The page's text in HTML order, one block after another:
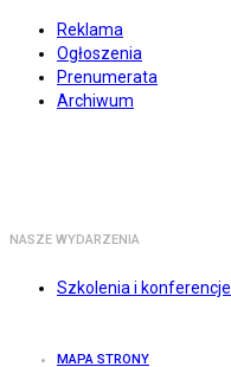
Reklama
Ogłoszenia
Prenumerata
Archiwum
NASZE WYDARZENIA
Szkolenia i konferencje
MAPA STRONY